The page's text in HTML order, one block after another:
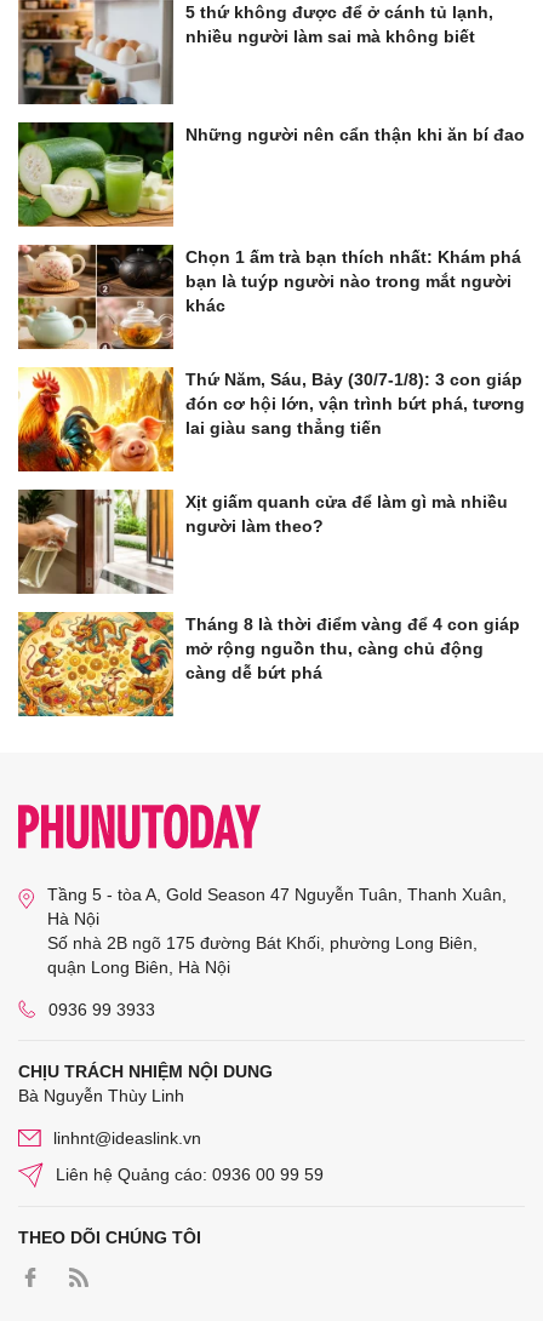
5 thứ không được để ở cánh tủ lạnh,
nhiều người làm sai mà không biết
Những người nên cẩn thận khi ăn bí đao
Chọn 1 ấm trà bạn thích nhất: Khám phá
bạn là tuýp người nào trong mắt người
khác
Thứ Năm, Sáu, Bảy (30/7-1/8): 3 con giáp
đón cơ hội lớn, vận trình bứt phá, tương
lai giàu sang thẳng tiến
Xịt giấm quanh cửa để làm gì mà nhiều
người làm theo?
Tháng 8 là thời điểm vàng để 4 con giáp
mở rộng nguồn thu, càng chủ động
càng dễ bứt phá
Tầng 5 - tòa A, Gold Season 47 Nguyễn Tuân, Thanh Xuân,
Hà Nội
Số nhà 2B ngõ 175 đường Bát Khối, phường Long Biên,
quận Long Biên, Hà Nội
0936 99 3933
CHỊU TRÁCH NHIỆM NỘI DUNG
Bà Nguyễn Thùy Linh
linhnt@ideaslink.vn
Liên hệ Quảng cáo: 0936 00 99 59
THEO DÕI CHÚNG TÔI